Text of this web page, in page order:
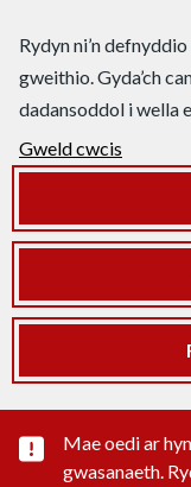
Rydyn ni’n
gweithio. Gyda’ch
dadansoddol i wella
Gweld cwcis
Rhybudd
Mae oedi ar
gwasanaeth.